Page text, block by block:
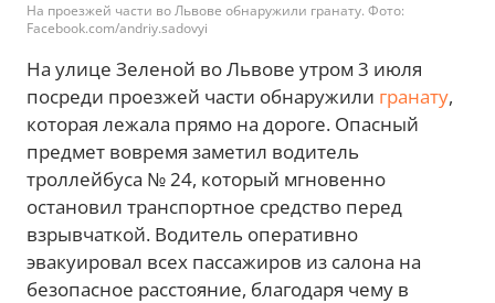
На проезжей части во Львове обнаружили гранату. Фото:
Facebook.com/andriy.sadovyi
На улице Зеленой во Львове утром 3 июля
посреди проезжей части обнаружили гранату,
которая лежала прямо на дороге. Опасный
предмет вовремя заметил водитель
троллейбуса № 24, который мгновенно
остановил транспортное средство перед
взрывчаткой. Водитель оперативно
эвакуировал всех пассажиров из салона на
безопасное расстояние, благодаря чему в